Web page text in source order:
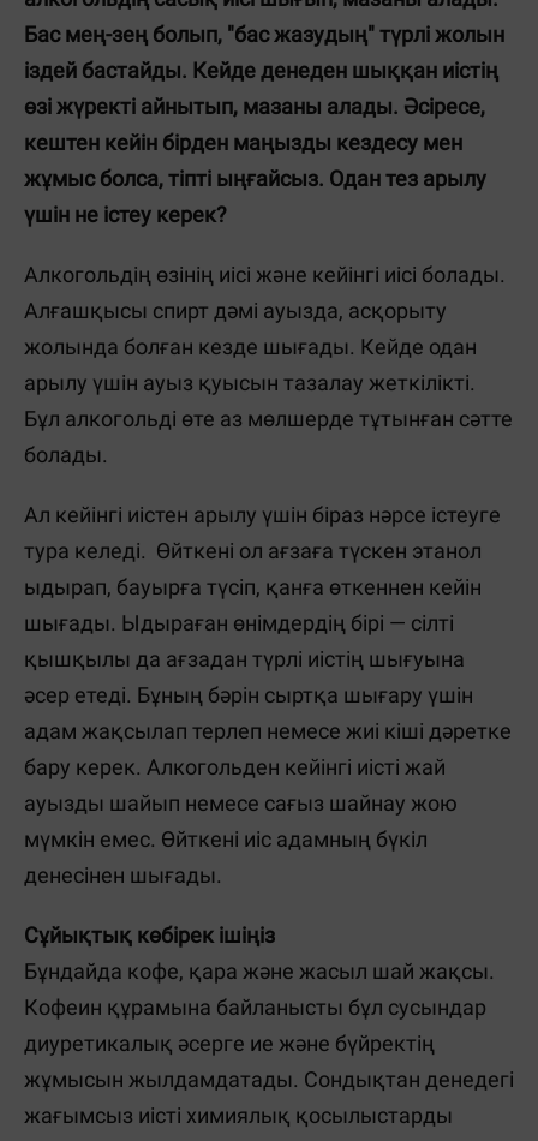
Бас мең-зең болып, "бас жазудың" түрлі жолын
іздей бастайды. Кейде денеден шыққан иістің
өзі жүректі айнытып, мазаны алады. Әсіресе,
кештен кейін бірден маңызды кездесу мен
жұмыс болса, тіпті ыңғайсыз. Одан тез арылу
үшін не істеу керек?
Алкогольдің өзінің иісі және кейінгі иісі болады.
Алғашқысы спирт дәмі ауызда, асқорыту
жолында болған кезде шығады. Кейде одан
арылу үшін ауыз қуысын тазалау жеткілікті.
Бұл алкогольді өте аз мөлшерде тұтынған сәтте
болады.
Ал кейінгі иістен арылу үшін біраз нәрсе істеуге
тура келеді. Өйткені ол ағзаға түскен этанол
ыдырап, бауырға түсіп, қанға өткеннен кейін
шығады. Ыдыраған өнімдердің бірі — сілті
қышқылы да ағзадан түрлі иістің шығуына
әсер етеді. Бұның бәрін сыртқа шығару үшін
адам жақсылап терлеп немесе жиі кіші дәретке
бару керек. Алкогольден кейінгі иісті жай
ауызды шайып немесе сағыз шайнау жою
мүмкін емес. Өйткені иіс адамның бүкіл
денесінен шығады.
Сұйықтық көбірек ішіңіз
Бұндайда кофе, қара және жасыл шай жақсы.
Кофеин құрамына байланысты бұл сусындар
диуретикалық әсерге ие және бүйректің
жұмысын жылдамдатады. Сондықтан денедегі
жағымсыз иісті химиялық қосылыстарды